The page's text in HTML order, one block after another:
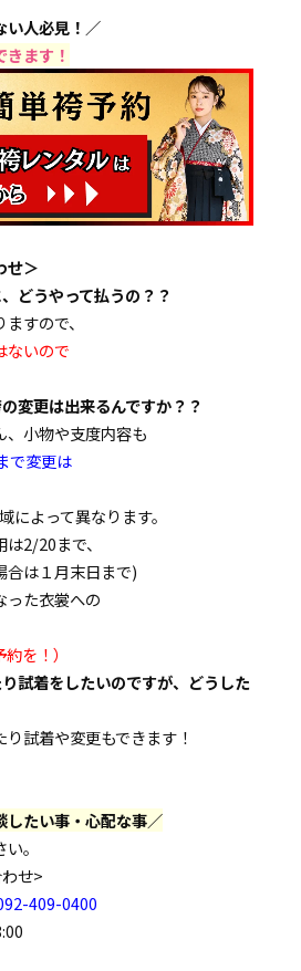
い人必見！／
ます！
せ＞
どうやって払うの？？
すので、
いので
変更は出来るんですか？？
小物や支度内容も
変更は
によって異なります。
2/20まで、
合は１月末日まで)
た衣裳への
を！）
試着をしたいのですが、どうした
試着や変更もできます！
したい事・心配な事／
。
せ>
409-0400